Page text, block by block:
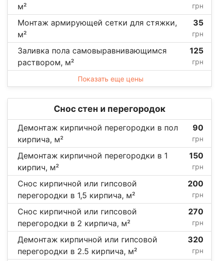
м²
грн
Монтаж армирующей сетки для стяжки,
м²
35
грн
Заливка пола самовыравнивающимся
раствором, м²
125
грн
Показать еще цены
Снос стен и перегородок
Демонтаж кирпичной перегородки в пол
кирпича, м²
90
грн
Демонтаж кирпичной перегородки в 1
кирпич, м²
150
грн
Снос кирпичной или гипсовой
перегородки в 1,5 кирпича, м²
200
грн
Снос кирпичной или гипсовой
перегородки в 2 кирпича, м²
270
грн
Демонтаж кирпичной или гипсовой
перегородки в 2.5 кирпича, м²
320
грн